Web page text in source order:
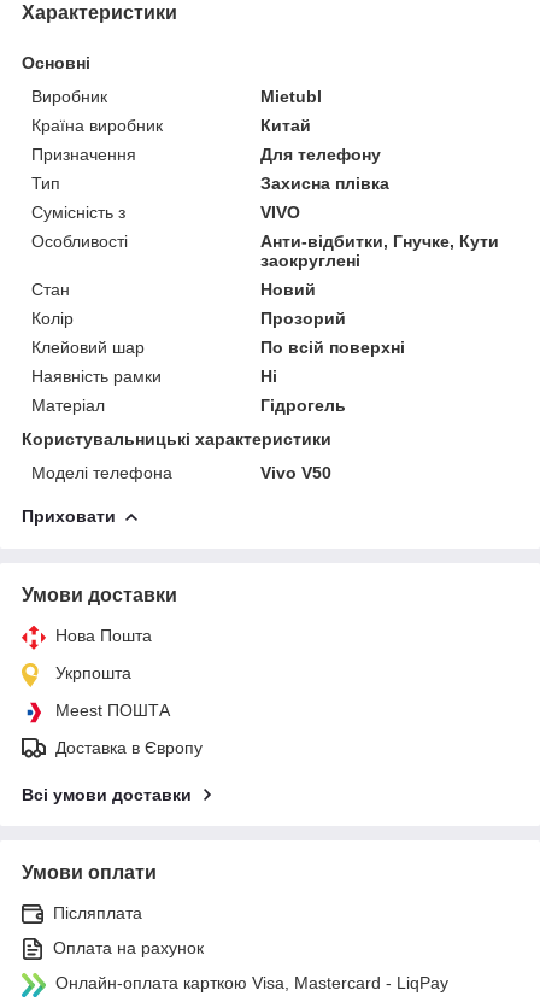
Характеристики
Основні
Виробник
Mietubl
Країна виробник
Китай
Призначення
Для телефону
Тип
Захисна плівка
Сумісність з
VIVO
Особливості
Анти-відбитки, Гнучке, Кути
заокруглені
Стан
Новий
Колір
Прозорий
Клейовий шар
По всій поверхні
Наявність рамки
Ні
Матеріал
Гідрогель
Користувальницькі характеристики
Моделі телефона
Vivo V50
Приховати
Умови доставки
Нова Пошта
Укрпошта
Meest ПОШТА
Доставка в Європу
Всі умови доставки
Умови оплати
Післяплата
Оплата на рахунок
Онлайн-оплата карткою Visa, Mastercard - LiqPay